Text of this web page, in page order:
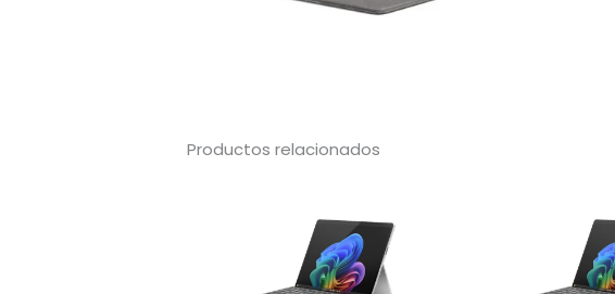
Productos relacionados